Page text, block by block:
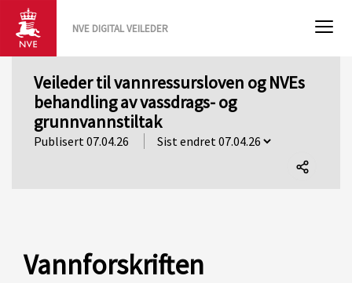
NVE DIGITAL VEILEDER
Veileder til vannressursloven og NVEs
behandling av vassdrags- og
grunnvannstiltak
Publisert 07.04.26
Vannforskriften